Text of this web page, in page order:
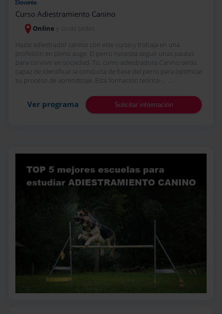
Curso Adiestramiento Canino
Online
Hazte adiestrador canino con este curso y trabaja en una
profesión en pleno auge. El perro necesita seguir unas pautas
para convivir en sociedad. Tú, como adiestradora Canino serás
capaz de identificar la conducta de base del perro para optimizar
su proceso de aprendizaje. Esta formación teórico-... ....
Ver programa Solicitar información